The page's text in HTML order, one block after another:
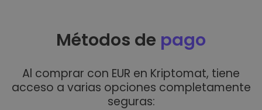
Métodos de pago
Al comprar con EUR en Kriptomat, tiene
acceso a varias opciones completamente
seguras: